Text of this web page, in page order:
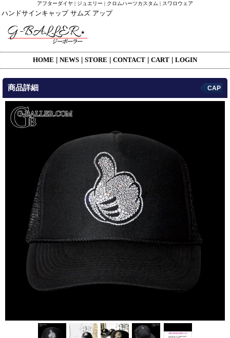
アフターダイヤ | ジュエリー | クロムハーツカスタム | スワロウェア
ハンドサインキャップ サムズ アップ
HOME NEWS STORE CONTACT CART LOGIN
商品詳細 CAP